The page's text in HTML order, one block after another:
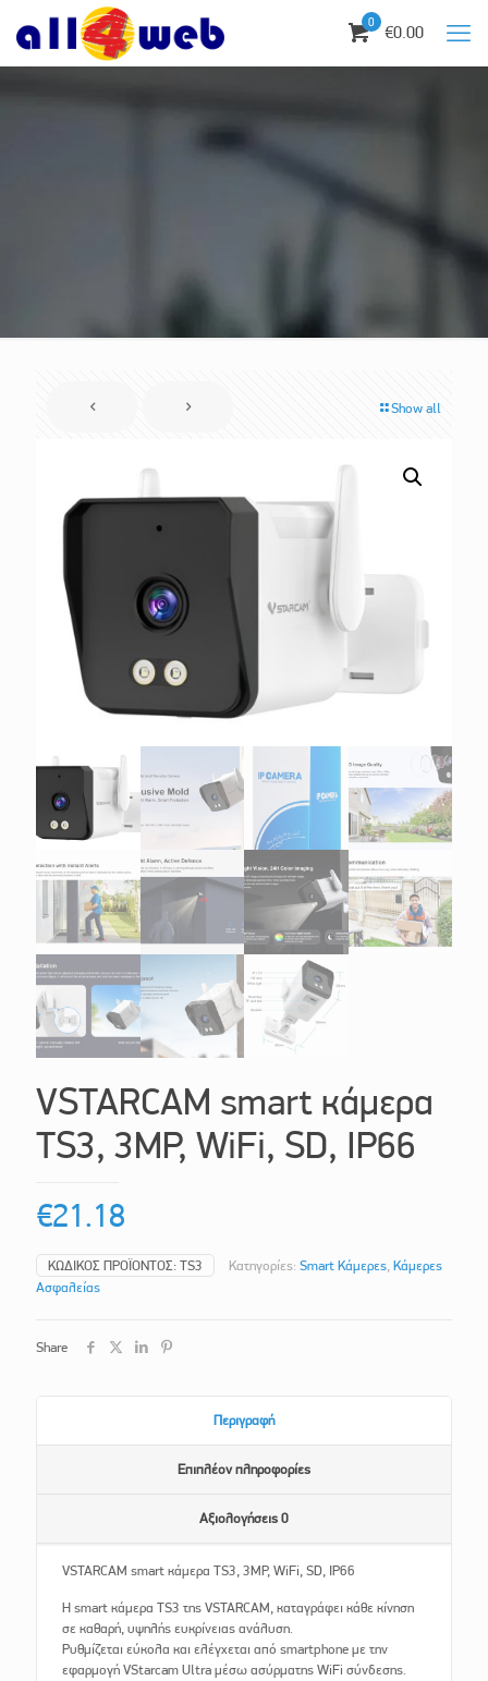
0 €0.00
Show all
VSTARCAM smart κάμερα
TS3, 3MP, WiFi, SD, IP66
€21.18
ΚΩΔΙΚΌΣ ΠΡΟΪΌΝΤΟΣ: TS3 Κατηγορίες: Smart Κάμερες, Κάμερες
Ασφαλείας
Share
Περιγραφή
Επιπλέον πληροφορίες
Αξιολογήσεις 0
VSTARCAM smart κάμερα TS3, 3MP, WiFi, SD, IP66
Η smart κάμερα TS3 της VSTARCAM, καταγράφει κάθε κίνηση
σε καθαρή, υψηλής ευκρίνειας ανάλυση.
Ρυθμίζεται εύκολα και ελέγχεται από smartphone με την
εφαρμογή VStarcam Ultra μέσω ασύρματης WiFi σύνδεσης.